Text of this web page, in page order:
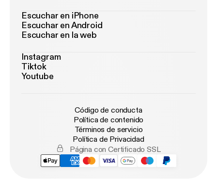
Escuchar en iPhone
Escuchar en Android
Escuchar en la web
Instagram
Tiktok
Youtube
Código de conducta
Política de contenido
Términos de servicio
Política de Privacidad
Página con Certificado SSL